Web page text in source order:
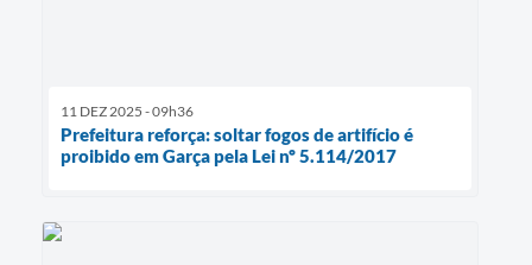
11 DEZ 2025 - 09h36
Prefeitura reforça: soltar fogos de artifício é
proibido em Garça pela Lei nº 5.114/2017